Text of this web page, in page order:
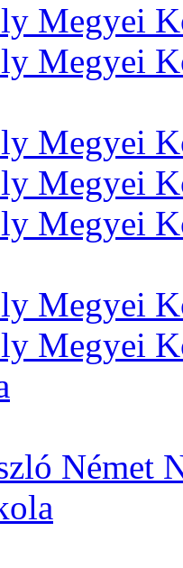
Megyei
Megyei
Megyei
Megyei
Megyei
Megyei
Megyei
Német